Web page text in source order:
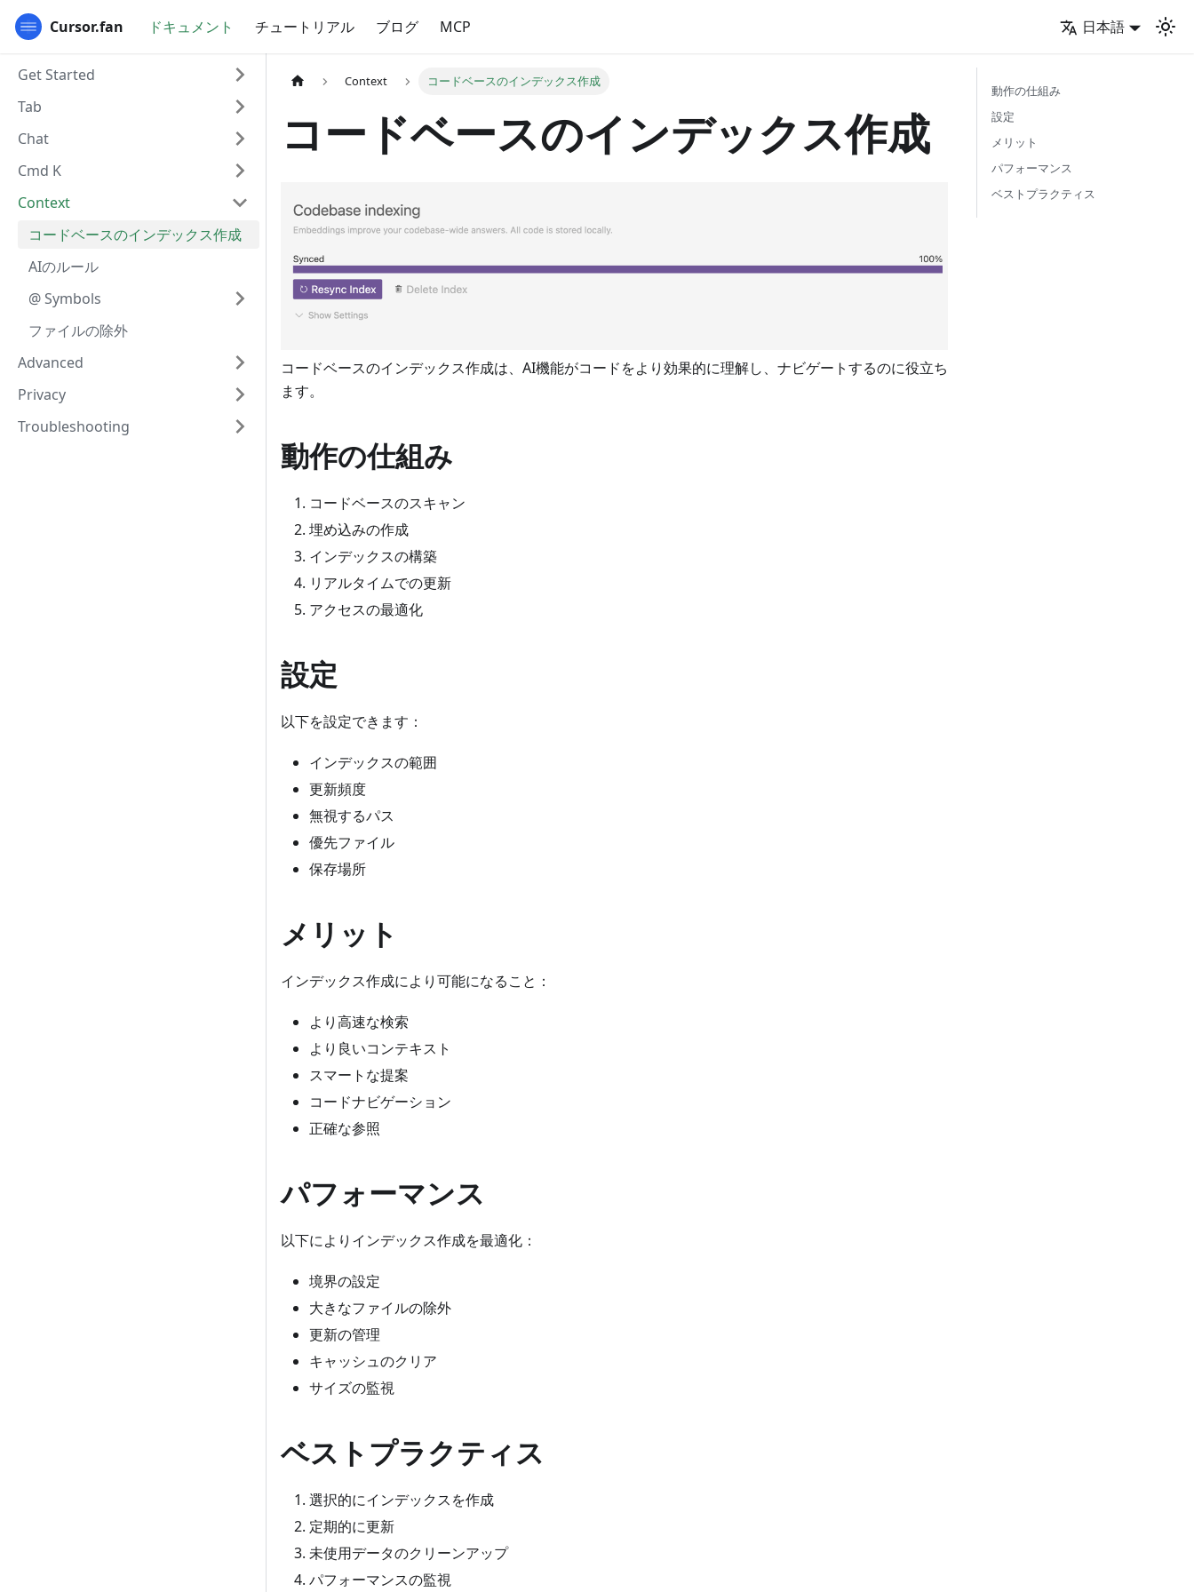
Cursor.fan ドキュメント チュートリアル ブログ MCP 日本語
Get Started
Tab
Chat
Cmd K
Context
コードベースのインデックス作成
AIのルール
@ Symbols
ファイルの除外
Advanced
Privacy
Troubleshooting
Context コードベースのインデックス作成
コードベースのインデックス作成
コードベースのインデックス作成は、AI機能がコードをより効果的に理解し、ナビゲートするのに役立ち
ます。
動作の仕組み
コードベースのスキャン
埋め込みの作成
インデックスの構築
リアルタイムでの更新
アクセスの最適化
設定
以下を設定できます：
インデックスの範囲
更新頻度
無視するパス
優先ファイル
保存場所
メリット
インデックス作成により可能になること：
より高速な検索
より良いコンテキスト
スマートな提案
コードナビゲーション
正確な参照
パフォーマンス
以下によりインデックス作成を最適化：
境界の設定
大きなファイルの除外
更新の管理
キャッシュのクリア
サイズの監視
ベストプラクティス
選択的にインデックスを作成
定期的に更新
未使用データのクリーンアップ
パフォーマンスの監視
動作の仕組み
設定
メリット
パフォーマンス
ベストプラクティス